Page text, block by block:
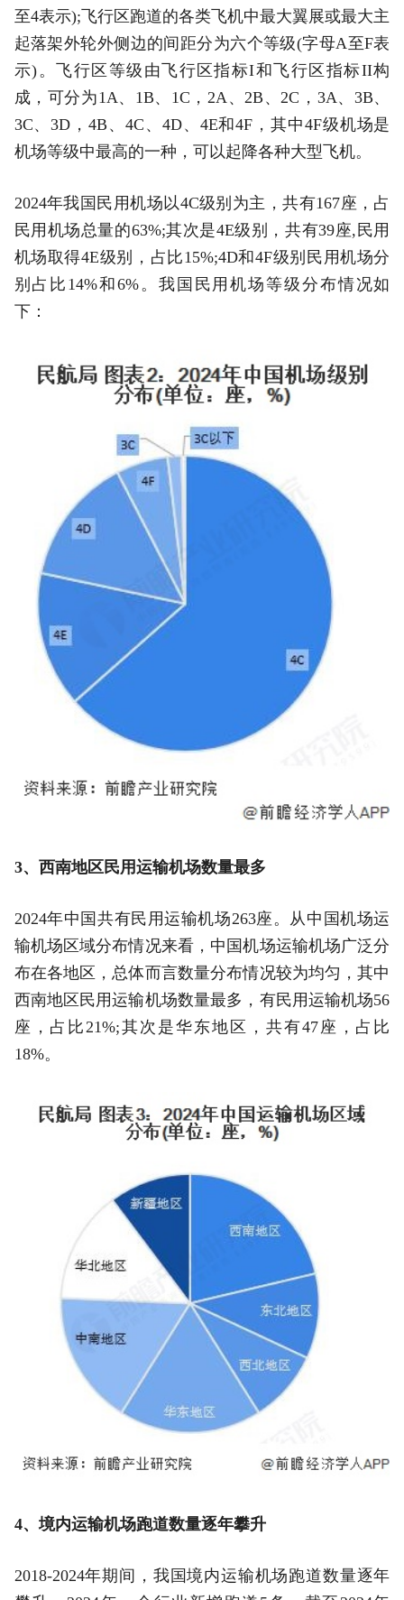
至4表示);飞行区跑道的各类飞机中最大翼展或最大主
起落架外轮外侧边的间距分为六个等级(字母A至F表
示)。飞行区等级由飞行区指标I和飞行区指标II构
成，可分为1A、1B、1C，2A、2B、2C，3A、3B、
3C、3D，4B、4C、4D、4E和4F，其中4F级机场是
机场等级中最高的一种，可以起降各种大型飞机。
2024年我国民用机场以4C级别为主，共有167座，占
民用机场总量的63%;其次是4E级别，共有39座,民用
机场取得4E级别，占比15%;4D和4F级别民用机场分
别占比14%和6%。我国民用机场等级分布情况如
下：
3、西南地区民用运输机场数量最多
2024年中国共有民用运输机场263座。从中国机场运
输机场区域分布情况来看，中国机场运输机场广泛分
布在各地区，总体而言数量分布情况较为均匀，其中
西南地区民用运输机场数量最多，有民用运输机场56
座，占比21%;其次是华东地区，共有47座，占比
18%。
4、境内运输机场跑道数量逐年攀升
2018-2024年期间，我国境内运输机场跑道数量逐年